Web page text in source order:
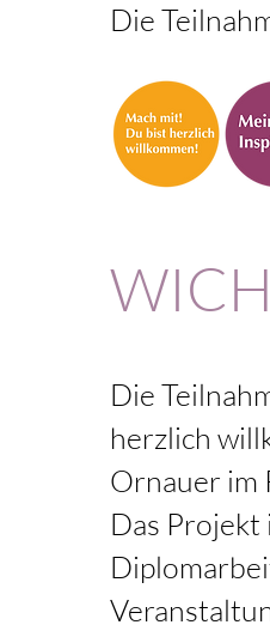
Die
Die
herzlich
Ornauer im
Das